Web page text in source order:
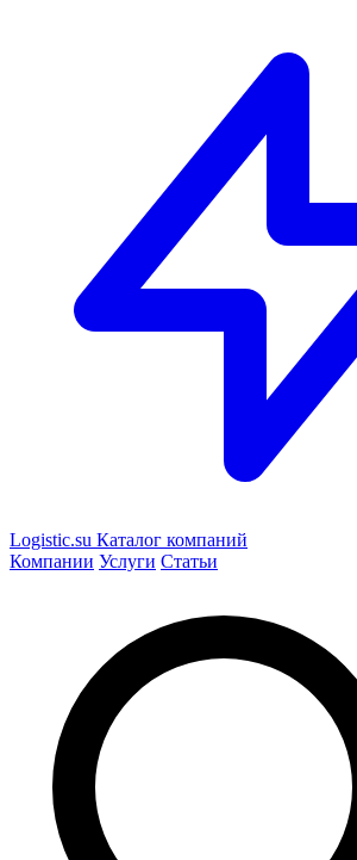
Logistic.su Каталог компаний
Компании Услуги Статьи